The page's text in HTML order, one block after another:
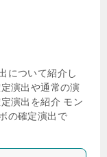
について紹介し
演出や通常の演
演出を紹介 モン
の確定演出で